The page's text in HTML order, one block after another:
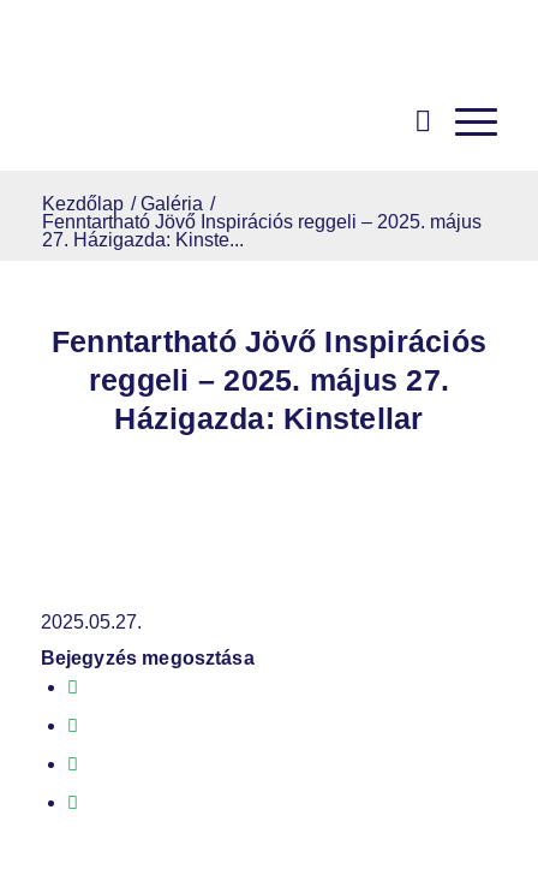
Kezdőlap / Galéria /
Fenntartható Jövő Inspirációs reggeli – 2025. május
27. Házigazda: Kinste...
Fenntartható Jövő Inspirációs
reggeli – 2025. május 27.
Házigazda: Kinstellar
2025.05.27.
Bejegyzés megosztása